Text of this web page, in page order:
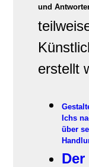
und
erstellt
Ichs
über